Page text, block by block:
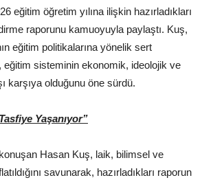
eğitim öğretim yılına ilişkin hazırladıkları
raporunu kamuoyuyla paylaştı. Kuş,
eğitim politikalarına yönelik sert
eğitim sisteminin ekonomik, ideolojik ve
karşıya olduğunu öne sürdü.
Yaşanıyor”
Hasan Kuş, laik, bilimsel ve
savunarak, hazırladıkları raporun